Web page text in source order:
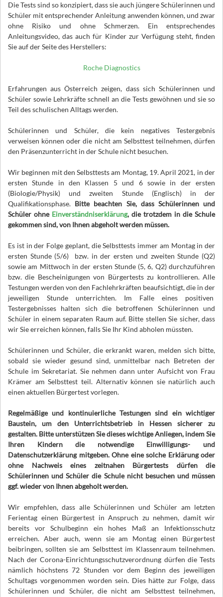
Die Tests sind so konzipiert, dass sie auch jüngere Schülerinnen und
Schüler mit entsprechender Anleitung anwenden können, und zwar
ohne Risiko und ohne Schmerzen. Ein entsprechendes
Anleitungsvideo, das auch für Kinder zur Verfügung steht, finden
Sie auf der Seite des Herstellers:
Roche Diagnostics
Erfahrungen aus Österreich zeigen, dass sich Schülerinnen und
Schüler sowie Lehrkräfte schnell an die Tests gewöhnen und sie so
Teil des schulischen Alltags werden.
Schülerinnen und Schüler, die kein negatives Testergebnis
verweisen können oder die nicht am Selbsttest teilnehmen, dürfen
den Präsenzunterricht in der Schule nicht besuchen.
Wir beginnen mit den Selbsttests am Montag, 19. April 2021, in der
ersten Stunde in den Klassen 5 und 6 sowie in der ersten
(Biologie/Physik) und zweiten Stunde (Englisch) in der
Qualifikationsphase. Bitte beachten Sie, dass Schülerinnen und
Schüler ohne Einverständniserklärung, die trotzdem in die Schule
gekommen sind, von Ihnen abgeholt werden müssen.
Es ist in der Folge geplant, die Selbsttests immer am Montag in der
ersten Stunde (5/6) bzw. in der ersten und zweiten Stunde (Q2)
sowie am Mittwoch in der ersten Stunde (5, 6, Q2) durchzuführen
bzw. die Bescheinigungen von Bürgertests zu kontrollieren. Alle
Testungen werden von den Fachlehrkräften beaufsichtigt, die in der
jeweiligen Stunde unterrichten. Im Falle eines positiven
Testergebnisses halten sich die betroffenen Schülerinnen und
Schüler in einem separaten Raum auf. Bitte stellen Sie sicher, dass
wir Sie erreichen können, falls Sie Ihr Kind abholen müssten.
Schülerinnen und Schüler, die erkrankt waren, melden sich bitte,
sobald sie wieder gesund sind, unmittelbar nach Betreten der
Schule im Sekretariat. Sie nehmen dann unter Aufsicht von Frau
Krämer am Selbsttest teil. Alternativ können sie natürlich auch
einen aktuellen Bürgertest vorlegen.
Regelmäßige und kontinuierliche Testungen sind ein wichtiger
Baustein, um den Unterrichtsbetrieb in Hessen sicherer zu
gestalten. Bitte unterstützen Sie dieses wichtige Anliegen, indem Sie
Ihren Kindern die notwendige Einwilligungs- und
Datenschutzerklärung mitgeben. Ohne eine solche Erklärung oder
ohne Nachweis eines zeitnahen Bürgertests dürfen die
Schülerinnen und Schüler die Schule nicht besuchen und müssen
ggf. wieder von Ihnen abgeholt werden.
Wir empfehlen, dass alle Schülerinnen und Schüler am letzten
Ferientag einen Bürgertest in Anspruch zu nehmen, damit wir
bereits vor Schulbeginn ein hohes Maß an Infektionsschutz
erreichen. Aber auch, wenn sie am Montag einen Bürgertest
beibringen, sollten sie am Selbsttest im Klassenraum teilnehmen.
Nach der Corona-Einrichtungsschutzverordnung dürfen die Tests
nämlich höchstens 72 Stunden vor dem Beginn des jeweiligen
Schultags vorgenommen worden sein. Dies hätte zur Folge, dass
Schülerinnen und Schüler, die nicht am Selbsttest teilnehmen,